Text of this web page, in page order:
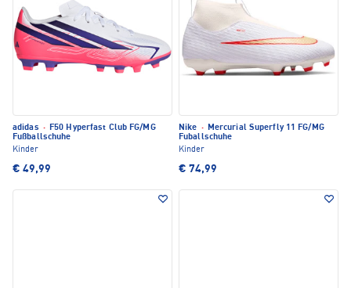
adidas · F50 Hyperfast Club FG/MG
Fußballschuhe
Kinder
€ 49,99
Nike · Mercurial Superfly 11 FG/MG
Fuballschuhe
Kinder
€ 74,99